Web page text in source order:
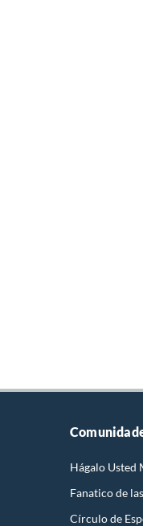
Hágalo Usted
Fanatico de
Círculo de